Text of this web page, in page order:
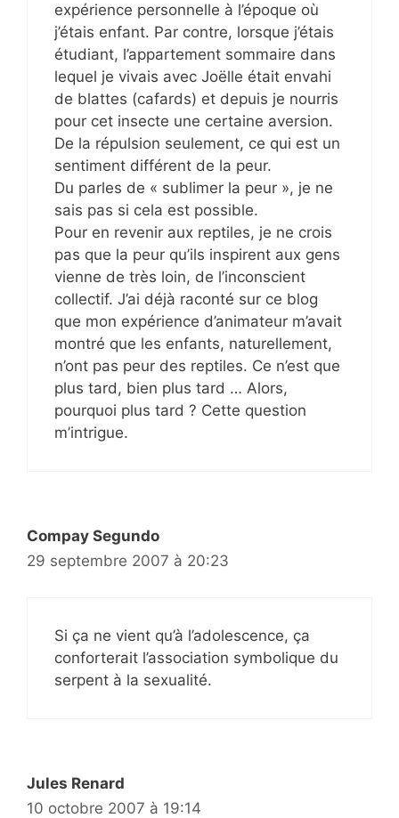
expérience personnelle à l’époque où
j’étais enfant. Par contre, lorsque j’étais
étudiant, l’appartement sommaire dans
lequel je vivais avec Joëlle était envahi
de blattes (cafards) et depuis je nourris
pour cet insecte une certaine aversion.
De la répulsion seulement, ce qui est un
sentiment différent de la peur.
Du parles de « sublimer la peur », je ne
sais pas si cela est possible.
Pour en revenir aux reptiles, je ne crois
pas que la peur qu’ils inspirent aux gens
vienne de très loin, de l’inconscient
collectif. J’ai déjà raconté sur ce blog
que mon expérience d’animateur m’avait
montré que les enfants, naturellement,
n’ont pas peur des reptiles. Ce n’est que
plus tard, bien plus tard … Alors,
pourquoi plus tard ? Cette question
m’intrigue.
Compay Segundo
29 septembre 2007 à 20:23
Si ça ne vient qu’à l’adolescence, ça
conforterait l’association symbolique du
serpent à la sexualité.
Jules Renard
10 octobre 2007 à 19:14